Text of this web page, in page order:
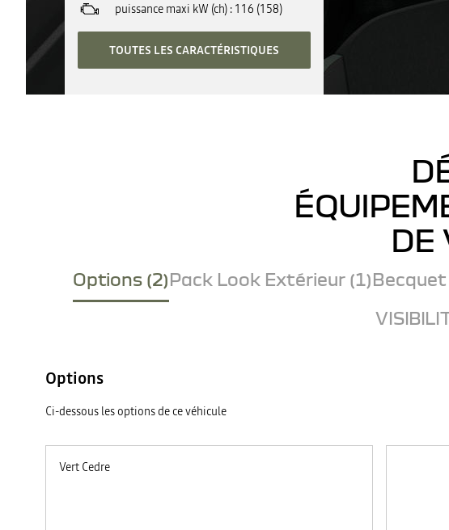
puissance maxi kW (ch) 116 (158)
TOUTES LES CARACTÉRISTIQUES
DE
Options (2)Pack Look Extérieur (1)Becquet
Options
Ci-dessous les options de ce véhicule
Vert Cedre